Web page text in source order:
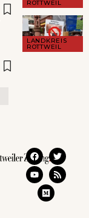
ROTTWEIL
LANDKREIS
ROTTWEIL